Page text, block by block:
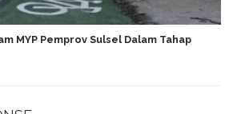
MYP Pemprov Sulsel Dalam Tahap